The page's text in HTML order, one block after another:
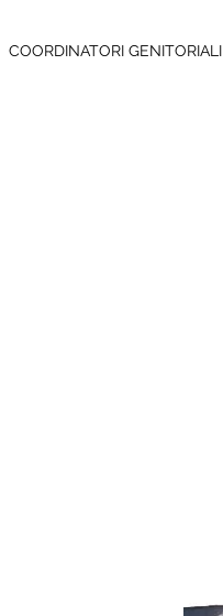
COORDINATORI GENITORIALI